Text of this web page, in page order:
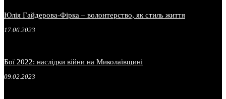
Юлія Гайдерова-Фірка – волонтерство, як стиль життя
17.06.2023
Бої 2022: наслідки війни на Миколаївщині
09.02.2023